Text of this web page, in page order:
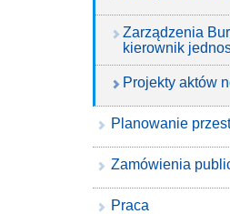
Zarządzenia
kierownik
Projekty aktów
Planowanie
Zamówienia
Praca